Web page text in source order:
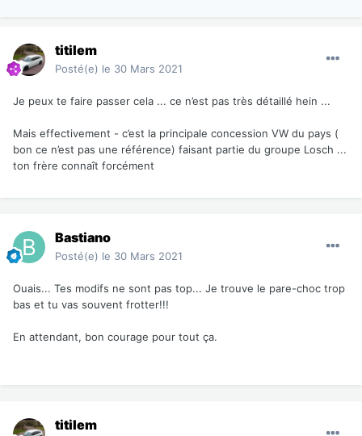
titilem
Posté(e) le 30 Mars 2021
Je peux te faire passer cela ... ce n’est pas très détaillé hein ...
Mais effectivement - c’est la principale concession VW du pays (
bon ce n’est pas une référence) faisant partie du groupe Losch ...
ton frère connaît forcément
Bastiano
Posté(e) le 30 Mars 2021
Ouais... Tes modifs ne sont pas top... Je trouve le pare-choc trop
bas et tu vas souvent frotter!!!
En attendant, bon courage pour tout ça.
titilem